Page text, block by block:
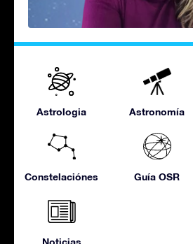
Astrologia Astronomía
Constelaciónes Guía OSR